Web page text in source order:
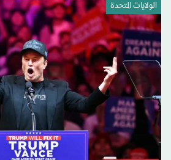
الولايات المتحدة​